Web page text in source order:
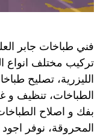
فني طباخات جابر
تركيب مختلف انواع
الليزرية، تصليح
الطباخات، تنظيف و
بفك و اصلاح
المحروقة، نوفر